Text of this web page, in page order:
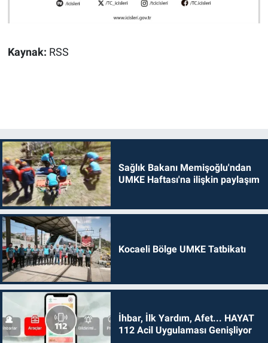
Kaynak: RSS
Sağlık Bakanı Memişoğlu'ndan
UMKE Haftası'na ilişkin paylaşım
Kocaeli Bölge UMKE Tatbikatı
İhbar, İlk Yardım, Afet... HAYAT
112 Acil Uygulaması Genişliyor